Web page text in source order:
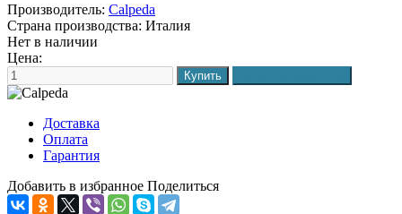
Производитель: Calpeda
Страна производства: Италия
Нет в наличии
Цена:
Доставка
Оплата
Гарантия
Добавить в избранное Поделиться